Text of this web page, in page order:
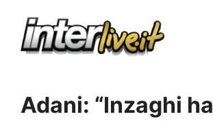
Adani: “Inzaghi ha